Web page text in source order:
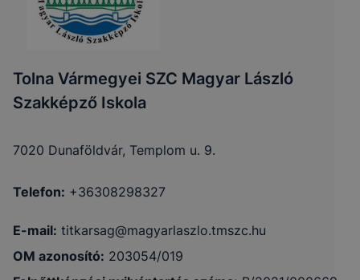
Tolna Vármegyei SZC Magyar László
Szakképző Iskola
7020 Dunaföldvár, Templom u. 9.
Telefon: +36308298327
E-mail: titkarsag@magyarlaszlo.tmszc.hu
OM azonosító: 203054/019